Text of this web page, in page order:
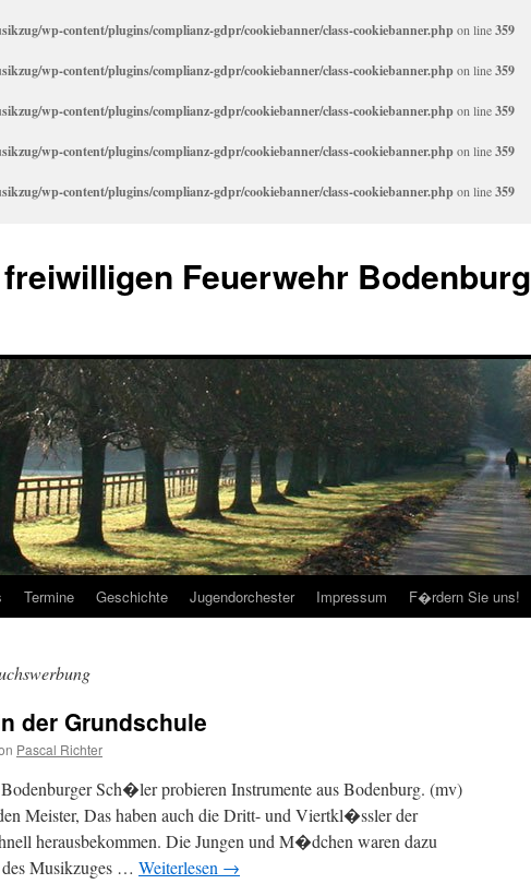
wp-content/plugins/complianz-gdpr/cookiebanner/class-cookiebanner.phpon line359
wp-content/plugins/complianz-gdpr/cookiebanner/class-cookiebanner.phpon line359
wp-content/plugins/complianz-gdpr/cookiebanner/class-cookiebanner.phpon line359
wp-content/plugins/complianz-gdpr/cookiebanner/class-cookiebanner.phpon line359
wp-content/plugins/complianz-gdpr/cookiebanner/class-cookiebanner.phpon line359
Feuerwehr Bodenburg
Termine Geschichte Jugendorchester Impressum F�rdern Sie uns!
der Grundschule
Pascal Richter
Sch�ler probieren Instrumente aus Bodenburg. (mv)
Meister, Das haben auch die Dritt- und Viertkl�ssler der
herausbekommen. Die Jungen und M�dchen waren dazu
Musikzuges … Weiterlesen →